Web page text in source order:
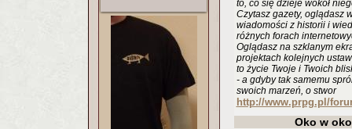
to, co się dzieje wokół
Czytasz gazety, oglądasz
wiadomości z historii i
różnych forach
Oglądasz na szklanym
projektach kolejnych
to życie Twoje i Twoich
- a gdyby tak samemu
swoich marzeń, o stwor
http://www.prpg.pl/
Oko w